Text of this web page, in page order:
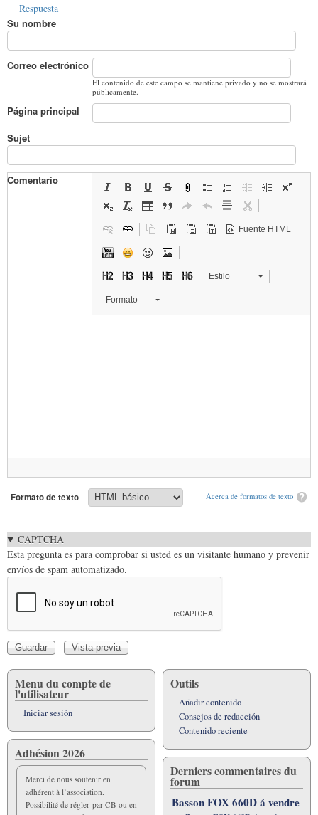
Respuesta
Su nombre
Correo electrónico
El contenido de este campo se mantiene privado y no se mostrará
públicamente.
Página principal
Sujet
Comentario
Fuente HTML
Estilo
Formato
Acerca de formatos de texto
Formato de texto
CAPTCHA
Esta pregunta es para comprobar si usted es un visitante humano y prevenir
envíos de spam automatizado.
Menu du compte de
l'utilisateur
Iniciar sesión
Adhésion 2026
Merci de nous soutenir en
adhérent à l’association.
Possibilité de régler par CB ou en
Outils
Añadir contenido
Consejos de redacción
Contenido reciente
Derniers commentaires du
forum
Basson FOX 660D á vendre